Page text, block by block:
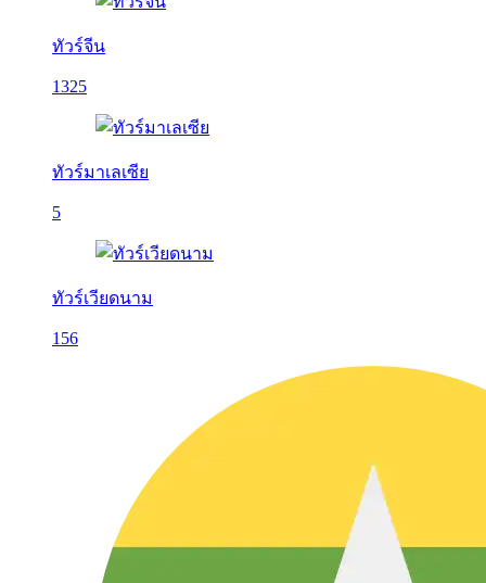
ทัวร์จีน
1325
ทัวร์มาเลเซีย
5
ทัวร์เวียดนาม
156